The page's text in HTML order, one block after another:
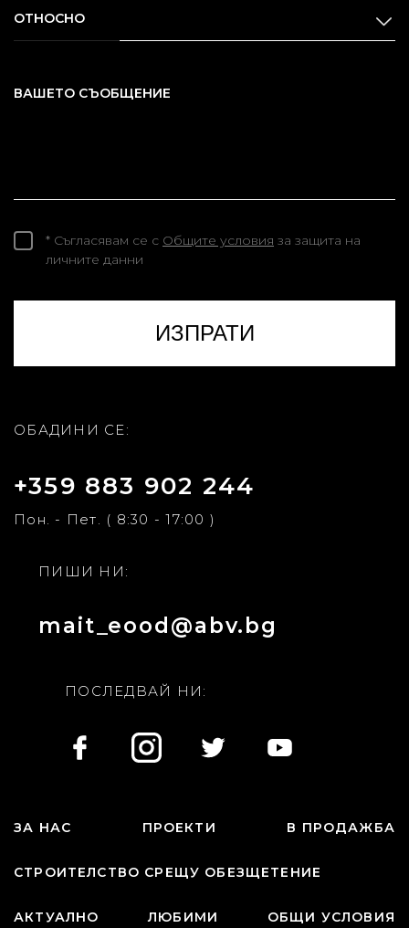
ОТНОСНО
ВАШЕТО СЪОБЩЕНИЕ
* Съгласявам се с Общите условия за защита на
личните данни
ОБАДИНИ СЕ:
+359 883 902 244
Пон. - Пет. ( 8:30 - 17:00 )
ПИШИ НИ:
mait_eood@abv.bg
ПОСЛЕДВАЙ НИ:
ЗА НАС ПРОЕКТИ В ПРОДАЖБА
СТРОИТЕЛСТВО СРЕЩУ ОБЕЗЩЕТЕНИЕ
АКТУАЛНО ЛЮБИМИ ОБЩИ УСЛОВИЯ